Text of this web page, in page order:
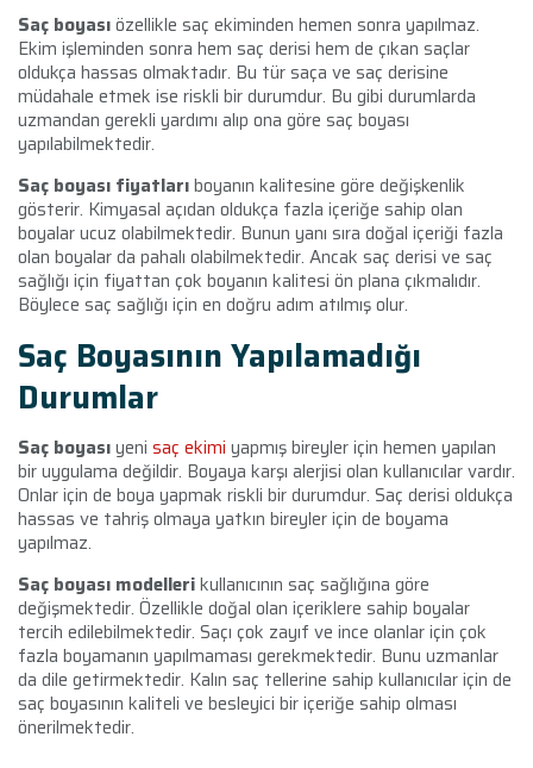
Saç boyasıözellikle saç ekiminden hemen sonra yapılmaz.
Ekim işleminden sonra hem saç derisi hem de çıkan saçlar
oldukça hassas olmaktadır. Bu tür saça ve saç derisine
müdahale etmek ise riskli bir durumdur. Bu gibi durumlarda
uzmandan gerekli yardımı alıp ona göre saç boyası
yapılabilmektedir.
Saç boyası fiyatlarıboyanın kalitesine göre değişkenlik
gösterir. Kimyasal açıdan oldukça fazla içeriğe sahip olan
boyalar ucuz olabilmektedir. Bunun yanı sıra doğal içeriği fazla
olan boyalar da pahalı olabilmektedir. Ancak saç derisi ve saç
sağlığı için fiyattan çok boyanın kalitesi ön plana çıkmalıdır.
Böylece saç sağlığı için en doğru adım atılmış olur.
Saç Boyasının Yapılamadığı
Durumlar
Saç boyasıyeni saç ekimi yapmış bireyler için hemen yapılan
bir uygulama değildir. Boyaya karşı alerjisi olan kullanıcılar vardır.
Onlar için de boya yapmak riskli bir durumdur. Saç derisi oldukça
hassas ve tahriş olmaya yatkın bireyler için de boyama
yapılmaz.
Saç boyası modellerikullanıcının saç sağlığına göre
değişmektedir. Özellikle doğal olan içeriklere sahip boyalar
tercih edilebilmektedir. Saçı çok zayıf ve ince olanlar için çok
fazla boyamanın yapılmaması gerekmektedir. Bunu uzmanlar
da dile getirmektedir. Kalın saç tellerine sahip kullanıcılar için de
saç boyasının kaliteli ve besleyici bir içeriğe sahip olması
önerilmektedir.